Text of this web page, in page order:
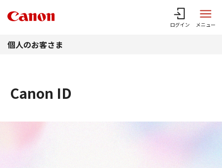
ログイン メニュー
個人のお客さま
Canon ID